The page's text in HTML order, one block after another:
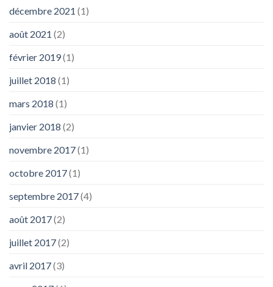
décembre 2021 (1)
août 2021 (2)
février 2019(1)
juillet 2018 (1)
mars 2018 (1)
janvier 2018 (2)
novembre 2017(1)
octobre 2017(1)
septembre 2017(4)
août 2017(2)
juillet 2017(2)
avril 2017(3)